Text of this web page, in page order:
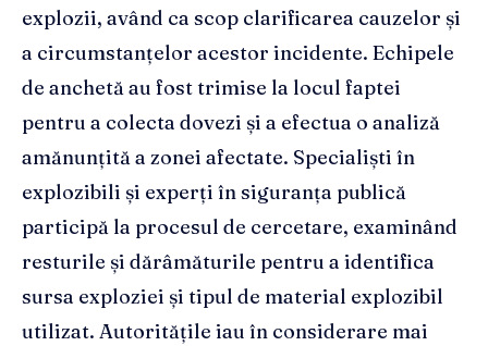
explozii, având ca scop clarificarea cauzelor și
a circumstanțelor acestor incidente. Echipele
de anchetă au fost trimise la locul faptei
pentru a colecta dovezi și a efectua o analiză
amănunțită a zonei afectate. Specialiști în
explozibili și experți în siguranța publică
participă la procesul de cercetare, examinând
resturile și dărâmăturile pentru a identifica
sursa exploziei și tipul de material explozibil
utilizat. Autoritățile iau în considerare mai